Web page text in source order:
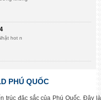
PHÚ QUỐC
trúc đặc sắc của Phú Quốc. Đây là